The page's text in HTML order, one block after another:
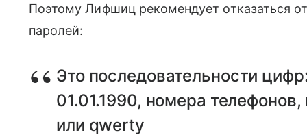
Поэтому Лифшиц рекомендует отказаться
паролей:
Это последовательности
01.01.1990, номера
или qwerty